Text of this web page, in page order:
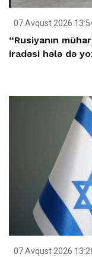
07 Avqust 2026
“Rusiyanın
iradəsi hələ də
07 Avqust 2026